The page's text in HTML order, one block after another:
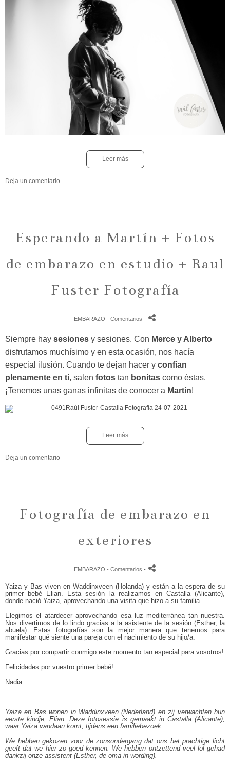
Leer más
Deja un comentario
Esperando a Martín + Fotos
de embarazo en estudio + Raul
Fuster Fotografía
EMBARAZO - Comentarios -
Siempre hay sesiones y sesiones. Con Merce y Alberto
disfrutamos muchísimo y en esta ocasión, nos hacía
especial ilusión. Cuando te dejan hacer y confían
plenamente en ti, salen fotos tan bonitas como éstas.
¡Tenemos unas ganas infinitas de conocer a Martín!
Leer más
Deja un comentario
Fotografía de embarazo en
exteriores
EMBARAZO - Comentarios -
Yaiza y Bas viven en Waddinxveen (Holanda) y están a la espera de su
primer bebé Elian. Esta sesión la realizamos en Castalla (Alicante),
donde nació Yaiza, aprovechando una visita que hizo a su familia.
Elegimos el atardecer aprovechando esa luz mediterránea tan nuestra.
Nos divertimos de lo lindo gracias a la asistente de la sesión (Esther, la
abuela). Estas fotografías son la mejor manera que tenemos para
manifestar qué siente una pareja con el nacimiento de su hijo/a.
Gracias por compartir conmigo este momento tan especial para vosotros!
Felicidades por vuestro primer bebé!
Nadia.
Yaiza en Bas wonen in Waddinxveen (Nederland) en zij verwachten hun
eerste kindje, Elian. Deze fotosessie is gemaakt in Castalla (Alicante),
waar Yaiza vandaan komt, tijdens een familiebezoek.
We hebben gekozen voor de zonsondergang dat ons het prachtige licht
geeft dat we hier zo goed kennen. We hebben ontzettend veel lol gehad
dankzij onze assistent (Esther, de oma in wording).